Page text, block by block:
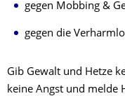
gegen Mobbing &
gegen die
Gib Gewalt und Hetze
keine Angst und melde